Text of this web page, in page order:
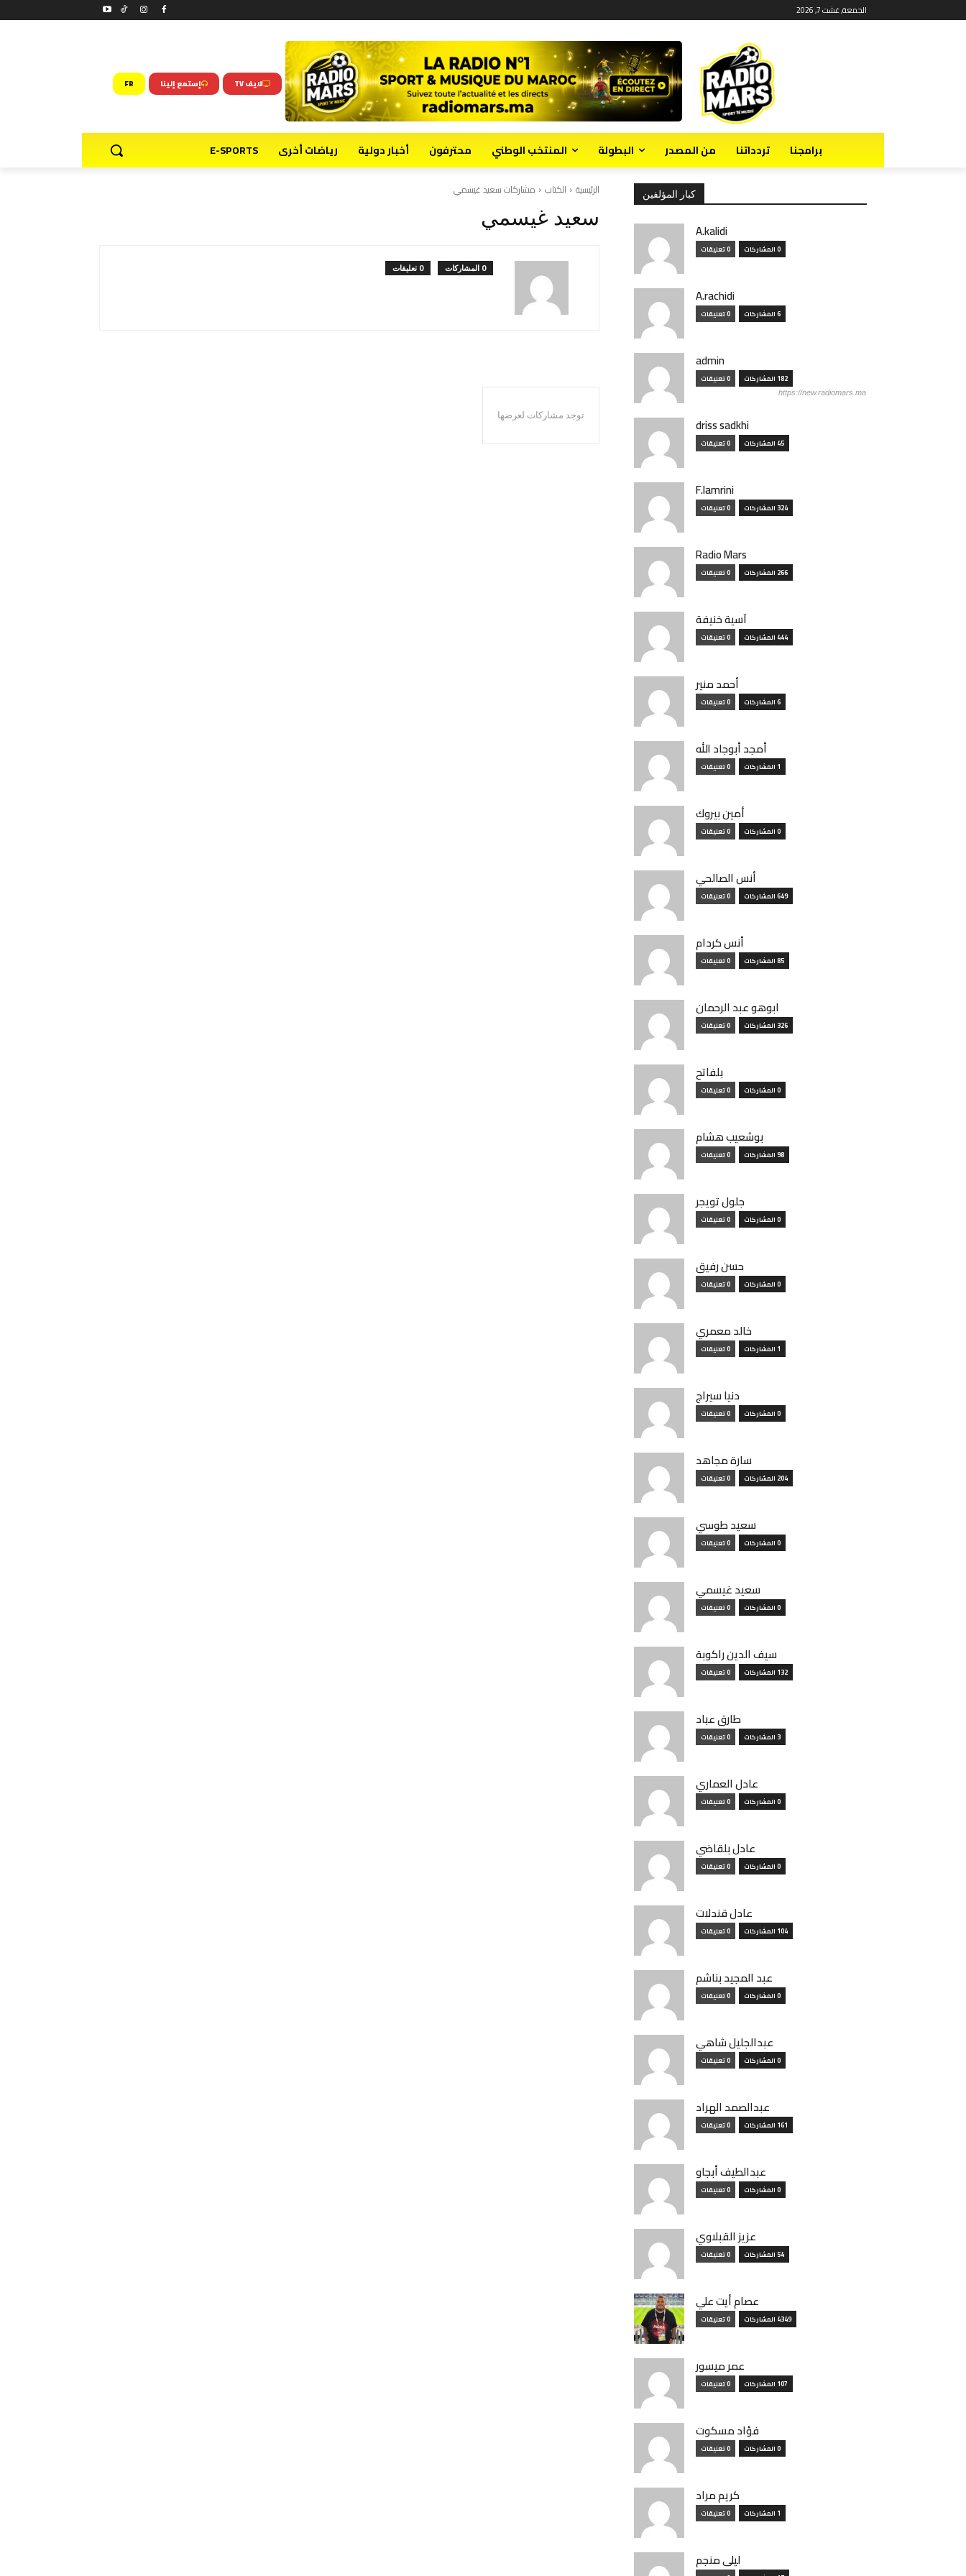
الجمعة, غشت 7, 2026
لايف TV إستمع إلينا FR
برامجنا تردداتنا من المصدر البطولة المنتخب الوطني محترفون أخبار دولية رياضات أخرى E-SPORTS
الرئيسية الكتاب مشاركات سعيد غيسمي
سعيد غيسمي
0 المشاركات 0 تعليقات
توجد مشاركات لعرضها
كبار المؤلفين
A.kalidi
0 المشاركات 0 تعليقات
A.rachidi
6 المشاركات 0 تعليقات
admin
182 المشاركات 0 تعليقات
https://new.radiomars.ma
driss sadkhi
45 المشاركات 0 تعليقات
F.lamrini
324 المشاركات 0 تعليقات
Radio Mars
266 المشاركات 0 تعليقات
آسية خنيفة
444 المشاركات 0 تعليقات
أحمد منير
6 المشاركات 0 تعليقات
أمجد أبوجاد الله
1 المشاركات 0 تعليقات
أمين بيروك
0 المشاركات 0 تعليقات
أنس الصالحي
649 المشاركات 0 تعليقات
أنس كردام
85 المشاركات 0 تعليقات
ابوهو عبد الرحمان
326 المشاركات 0 تعليقات
بلفاتح
0 المشاركات 0 تعليقات
بوشعيب هشام
98 المشاركات 0 تعليقات
جلول تويجر
0 المشاركات 0 تعليقات
حسن رفيق
0 المشاركات 0 تعليقات
خالد معمري
1 المشاركات 0 تعليقات
دنيا سيراج
0 المشاركات 0 تعليقات
سارة مجاهد
204 المشاركات 0 تعليقات
سعيد طوسي
0 المشاركات 0 تعليقات
سعيد غيسمي
0 المشاركات 0 تعليقات
سيف الدين راكوبة
132 المشاركات 0 تعليقات
طارق عباد
3 المشاركات 0 تعليقات
عادل العماري
0 المشاركات 0 تعليقات
عادل بلقاضي
0 المشاركات 0 تعليقات
عادل قندلات
104 المشاركات 0 تعليقات
عبد المجيد بناشم
0 المشاركات 0 تعليقات
عبدالجليل شاهي
0 المشاركات 0 تعليقات
عبدالصمد الهراد
161 المشاركات 0 تعليقات
عبدالطيف أبجاو
0 المشاركات 0 تعليقات
عزيز القبلاوي
54 المشاركات 0 تعليقات
عصام أيت علي
4349 المشاركات 0 تعليقات
عمر ميسور
107 المشاركات 0 تعليقات
فؤاد مسكوت
0 المشاركات 0 تعليقات
كريم مراد
1 المشاركات 0 تعليقات
ليلى منجم